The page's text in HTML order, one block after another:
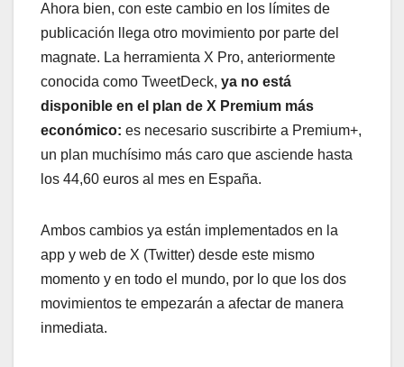
Ahora bien, con este cambio en los límites de
publicación llega otro movimiento por parte del
magnate. La herramienta X Pro, anteriormente
conocida como TweetDeck, ya no está
disponible en el plan de X Premium más
económico: es necesario suscribirte a Premium+,
un plan muchísimo más caro que asciende hasta
los 44,60 euros al mes en España.
Ambos cambios ya están implementados en la
app y web de X (Twitter) desde este mismo
momento y en todo el mundo, por lo que los dos
movimientos te empezarán a afectar de manera
inmediata.